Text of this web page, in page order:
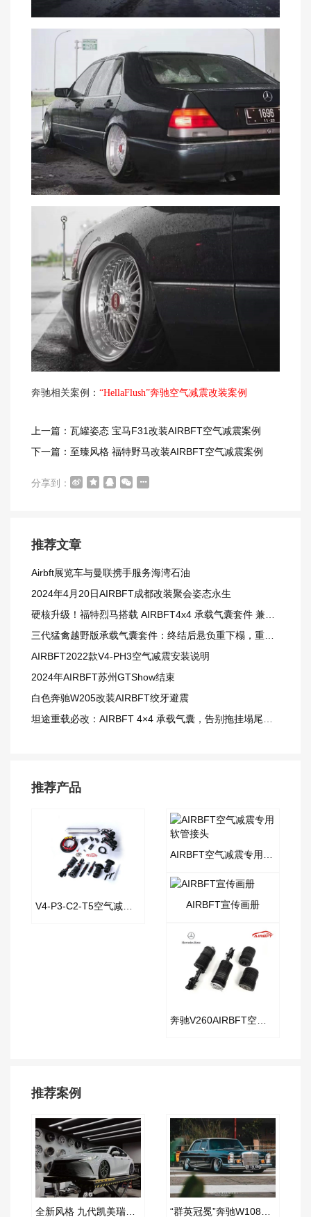
奔驰相关案例： “HellaFlush”奔驰空气减震改装案例
上一篇：瓦罐姿态 宝马F31改装AIRBFT空气减震案例
下一篇：至臻风格 福特野马改装AIRBFT空气减震案例
分享到：
推荐文章
Airbft展览车与曼联携手服务海湾石油
2024年4月20日AIRBFT成都改装聚会姿态永生
硬核升级！福特烈马搭载 AIRBFT4x4 承载气囊套件 兼顾载重与越野质感
三代猛禽越野版承载气囊套件：终结后悬负重下榻，重载越野更从容
AIRBFT2022款V4-PH3空气减震安装说明
2024年AIRBFT苏州GTShow结束
白色奔驰W205改装AIRBFT绞牙避震
坦途重载必改：AIRBFT 4×4 承载气囊，告别拖挂塌尾窘境
推荐产品
V4-P3-C2-T5空气减震套件
AIRBFT空气减震专用软管接头
AIRBFT宣传画册
奔驰V260AIRBFT空气减震器
推荐案例
全新风格 九代凯美瑞改装AIRBFT空气减震案例 “群英冠冕”奔驰W108改装AIRBFT空气减震案例